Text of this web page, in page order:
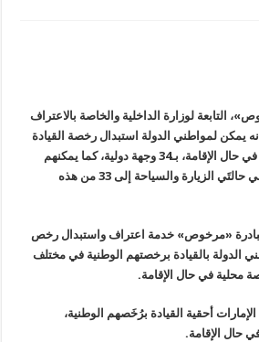
التابعة لوزارة الداخلية والخاصة بالاعتراف
يمكن لمواطني الدولة استبدال رخصة القيادة
الإماراتية بالرخصة المحلية، في حال الإقامة، بـ34 وجهة دولية، كما يمكنهم
القيادة بالرخصة الإماراتية في حالتَي الزيارة والسياحة إلى 33 من هذه
مبادرة «مرخوص» خدمة اعتراف واستبدال رخص
الدولة بالقيادة برخصتهم الوطنية في مختلف
محلية في حال الإقامة.
أحقية القيادة برُخَصهم الوطنية،
حال الإقامة.